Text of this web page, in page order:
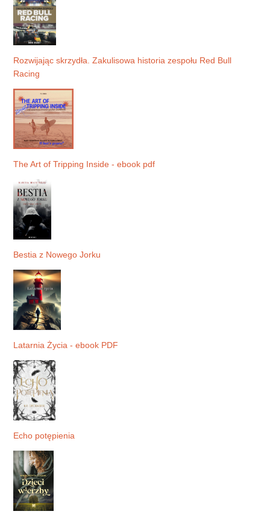
Rozwijając skrzydła. Zakulisowa historia zespołu Red Bull
Racing
The Art of Tripping Inside - ebook pdf
Bestia z Nowego Jorku
Latarnia Życia - ebook PDF
Echo potępienia